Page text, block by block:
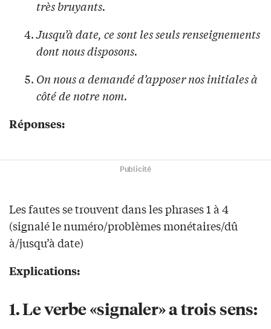
très bruyants.
Jusqu’à date, ce sont les seuls renseignements
dont nous disposons.
On nous a demandé d’apposer nos initiales à
côté de notre nom.
Réponses:
Publicité
Les fautes se trouvent dans les phrases 1 à 4
(signalé le numéro/problèmes monétaires/dû
à/jusqu’à date)
Explications:
1.Le verbe «signaler» a trois sens: